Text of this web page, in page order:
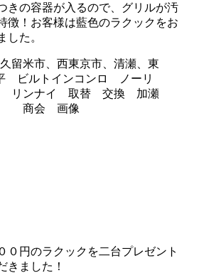
きの容器が入るので、グリルが汚
徴！お客様は藍色のラクックをお
した。
０円のラクックを二台プレゼント
きました！